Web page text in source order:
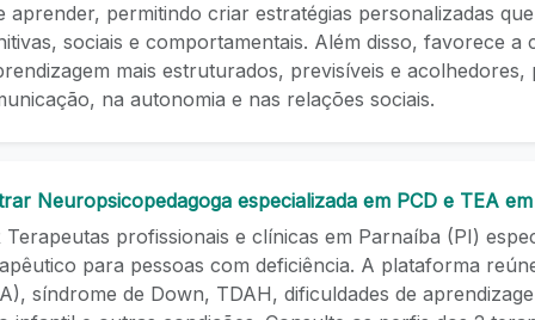
aprender, permitindo criar estratégias personalizadas
sociais e comportamentais. Além disso, favorece a
mais estruturados, previsíveis e
na autonomia e nas relações sociais.
Neuropsicopedagoga especializada em PCD e TEA
profissionais e clínicas em Parnaíba (PI)
para pessoas com deficiência. A plataforma
síndrome de Down, TDAH, dificuldades de